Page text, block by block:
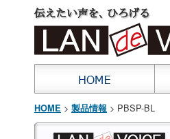
HOME > 製品情報 > PBSP-BL